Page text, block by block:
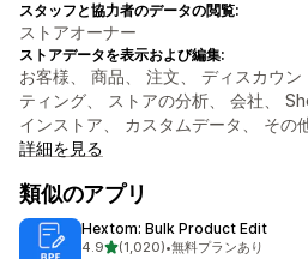
スタッフと協力者のデータの閲覧:
ストアオーナー
ストアデータを表示および編集:
お客様、 商品、 注文、 ディスカウ
ティング、 ストアの分析、 会社、
インストア、 カスタムデータ、 その
詳細を見る
類似のアプリ
Hextom: Bulk Product Edit
4.95つ星中
(1,020)
合計レビュー数：1020件
•無料プランあり